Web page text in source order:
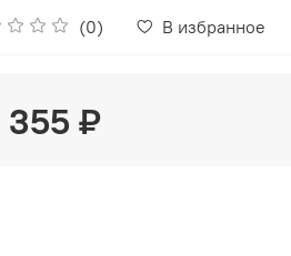
(0) В избранное
355 ₽